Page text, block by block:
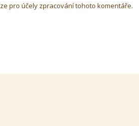
pro účely zpracování tohoto komentáře.